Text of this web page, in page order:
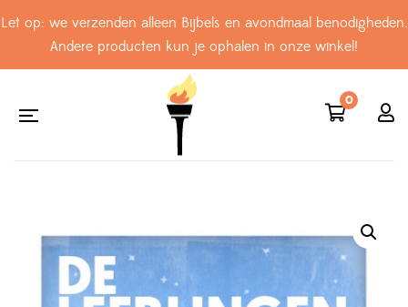
Let op: we verzenden alleen Bijbels en avondmaal benodigheden.
Andere producten kun je ophalen in onze winkel!
0